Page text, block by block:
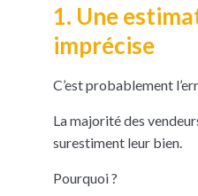
1. Une
imprécise
C’est probablement
La majorité des
surestiment leur bien.
Pourquoi ?